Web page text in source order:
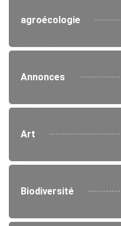
agroécologie
Annonces
Art
Biodiversité